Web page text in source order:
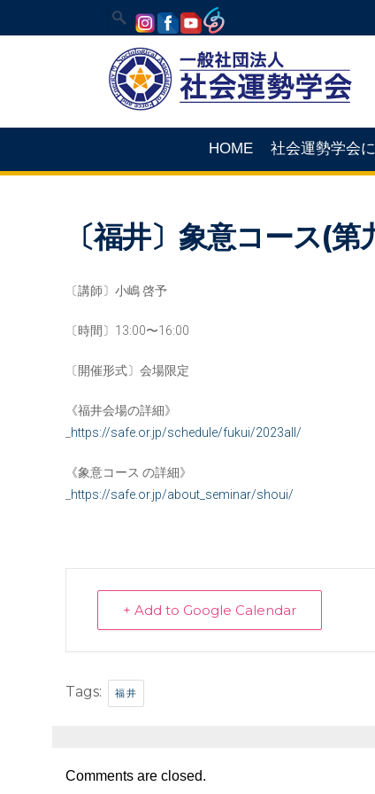
HOME 社会運勢学会
〔福井〕象意コース(第
〔講師〕小嶋 啓予
〔時間〕13:00〜16:00
〔開催形式〕会場限定
《福井会場の詳細》
https://safe.or.jp/schedule/fukui/2023all/
《象意コース の詳細》
https://safe.or.jp/about_seminar/shoui/
+ Add to Google Calendar
Tags: 福井
Comments are closed.